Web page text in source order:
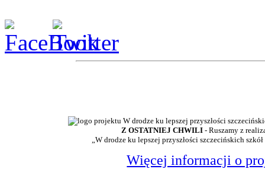
Z OSTATNIEJ CHWILI - Ruszamy z
„W drodze ku lepszej przyszłości szczecińskich
Więcej informacji o